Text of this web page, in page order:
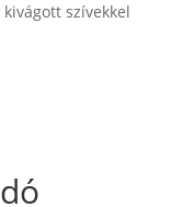
szívekkel